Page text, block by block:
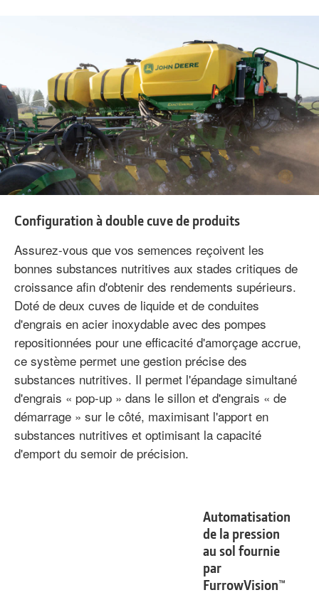
Configuration à double cuve de produits
Assurez-vous que vos semences reçoivent les
bonnes substances nutritives aux stades critiques de
croissance afin d'obtenir des rendements supérieurs.
Doté de deux cuves de liquide et de conduites
d'engrais en acier inoxydable avec des pompes
repositionnées pour une efficacité d'amorçage accrue,
ce système permet une gestion précise des
substances nutritives. Il permet l'épandage simultané
d'engrais « pop-up » dans le sillon et d'engrais « de
démarrage » sur le côté, maximisant l'apport en
substances nutritives et optimisant la capacité
d'emport du semoir de précision.
Automatisation
de la pression
au sol fournie
par
FurrowVision™